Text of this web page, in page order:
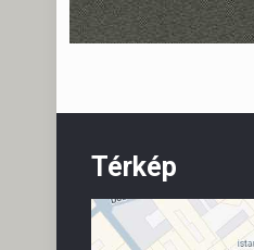
Térkép